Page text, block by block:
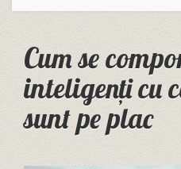
Cum se
inteligenți cu
sunt pe plac